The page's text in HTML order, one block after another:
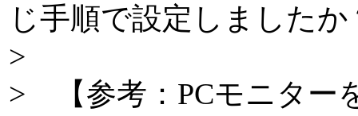
じ手順で設定しましたか
>
> 【参考：PCモニター